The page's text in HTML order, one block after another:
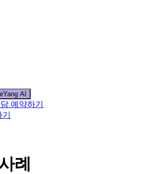
AI
예약하기
례